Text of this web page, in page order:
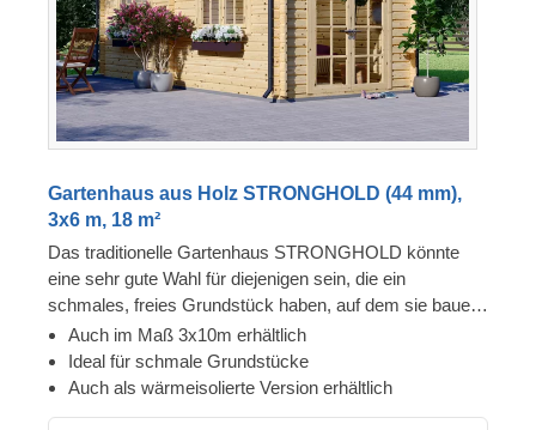
Gartenhaus aus Holz STRONGHOLD (44 mm),
3x6 m, 18 m²
Das traditionelle Gartenhaus STRONGHOLD könnte
eine sehr gute Wahl für diejenigen sein, die ein
schmales, freies Grundstück haben, auf dem sie bauen
können. Wenn Sie in Ihrem Garten eine gemütliche
Aufenthaltsmöglichkeit, zusätzlichen Stauraum oder
einen ruhigen Ort für Ihr Hobby oder eine andere
Auch im Maß 3x10m erhältlich
Ideal für schmale Grundstücke
Auch als wärmeisolierte Version erhältlich